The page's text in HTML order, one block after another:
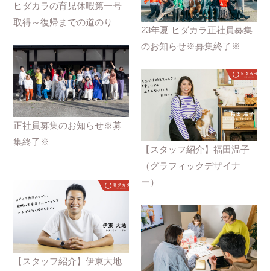
ヒダカラの育児休暇第一号
取得～復帰までの道のり
23年夏 ヒダカラ正社員募集
のお知らせ※募集終了※
正社員募集のお知らせ※募
集終了※
【スタッフ紹介】福田温子
（グラフィックデザイナ
ー）
【スタッフ紹介】伊東大地